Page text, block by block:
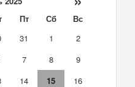
Пт Сб
Вс
31 1
2
7 8
9
14 15
16